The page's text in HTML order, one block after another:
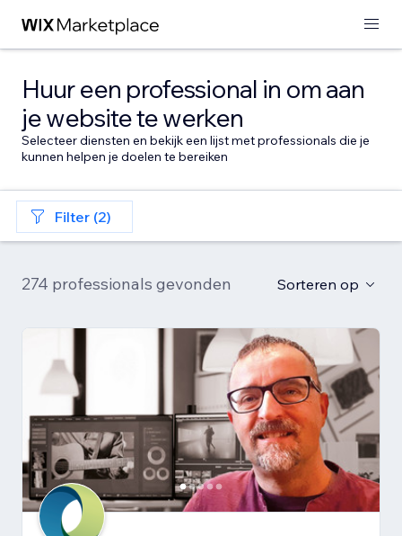
Huur een professional in om aan
je website te werken
Selecteer diensten en bekijk een lijst met professionals die je
kunnen helpen je doelen te bereiken
Filter (2)
274 professionals gevonden Sorteren op